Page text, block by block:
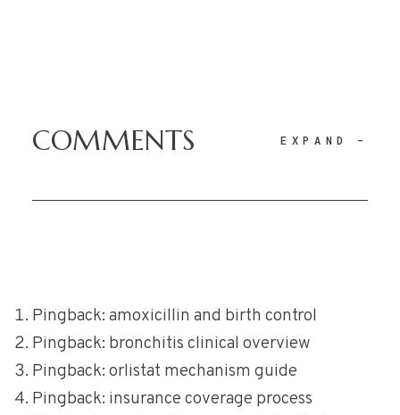
COMMENTS EXPAND -
Pingback: amoxicillin and birth control
Pingback: bronchitis clinical overview
Pingback: orlistat mechanism guide
Pingback: insurance coverage process